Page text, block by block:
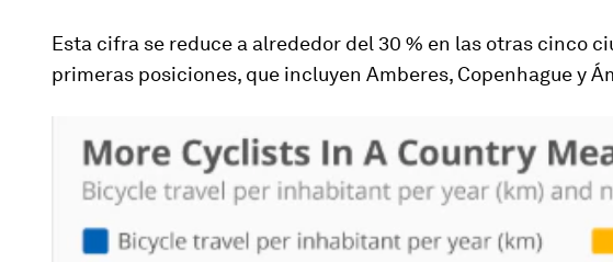
Esta cifra se reduce a alrededor del 30 % en las otras cinco
primeras posiciones, que incluyen Amberes, Copenhague y